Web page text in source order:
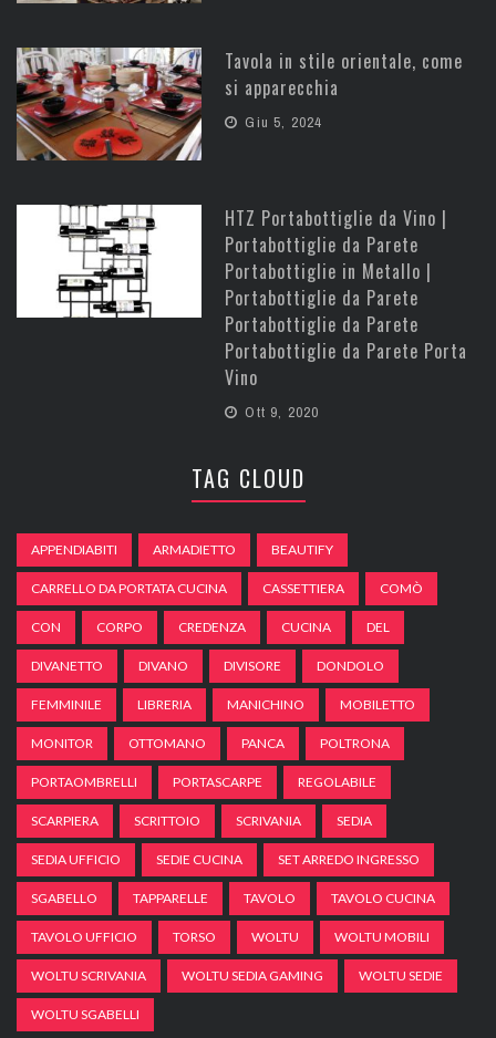
Tavola in stile orientale, come
si apparecchia
Giu 5, 2024
HTZ Portabottiglie da Vino |
Portabottiglie da Parete
Portabottiglie in Metallo |
Portabottiglie da Parete
Portabottiglie da Parete
Portabottiglie da Parete Porta
Vino
Ott 9, 2020
TAG CLOUD
APPENDIABITI ARMADIETTO BEAUTIFY
CARRELLO DA PORTATA CUCINA CASSETTIERA COMÒ
CON CORPO CREDENZA CUCINA DEL
DIVANETTO DIVANO DIVISORE DONDOLO
FEMMINILE LIBRERIA MANICHINO MOBILETTO
MONITOR OTTOMANO PANCA POLTRONA
PORTAOMBRELLI PORTASCARPE REGOLABILE
SCARPIERA SCRITTOIO SCRIVANIA SEDIA
SEDIA UFFICIO SEDIE CUCINA SET ARREDO INGRESSO
SGABELLO TAPPARELLE TAVOLO TAVOLO CUCINA
TAVOLO UFFICIO TORSO WOLTU WOLTU MOBILI
WOLTU SCRIVANIA WOLTU SEDIA GAMING WOLTU SEDIE
WOLTU SGABELLI